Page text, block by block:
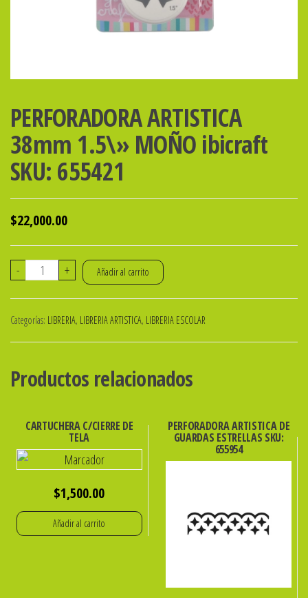
PERFORADORA ARTISTICA
38mm 1.5\» MOÑO ibicraft
SKU: 655421
$22,000.00
-
PERFORADORA
1.5\"
MOÑO
SKU:
cantidad
+ Añadir al carrito
Categorías: LIBRERIA, LIBRERIA ARTISTICA, LIBRERIA ESCOLAR
Productos relacionados
CARTUCHERA C/CIERRE DE
TELA
$1,500.00
Añadir al carrito
PERFORADORA ARTISTICA DE
GUARDAS ESTRELLAS SKU:
655954